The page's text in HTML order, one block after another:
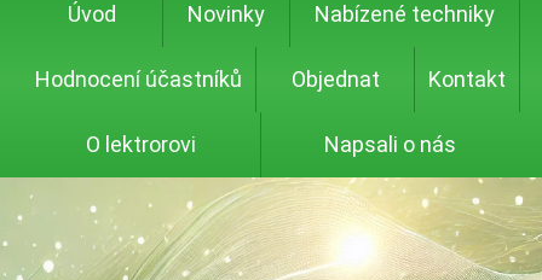
Úvod Novinky Nabízené techniky
Hodnocení účastníků Objednat Kontakt
O lektrorovi Napsali o nás